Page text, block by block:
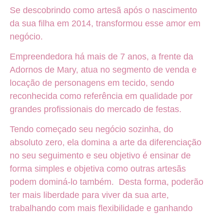
Se descobrindo como artesã após o nascimento
da sua filha em 2014, transformou esse amor em
negócio.
Empreendedora há mais de 7 anos, a frente da
Adornos de Mary, atua no segmento de venda e
locação de personagens em tecido, sendo
reconhecida como referência em qualidade por
grandes profissionais do mercado de festas.
Tendo começado seu negócio sozinha, do
absoluto zero, ela domina a arte da diferenciação
no seu seguimento e seu objetivo é ensinar de
forma simples e objetiva como outras artesãs
podem dominá-lo também. Desta forma, poderão
ter mais liberdade para viver da sua arte,
trabalhando com mais flexibilidade e ganhando